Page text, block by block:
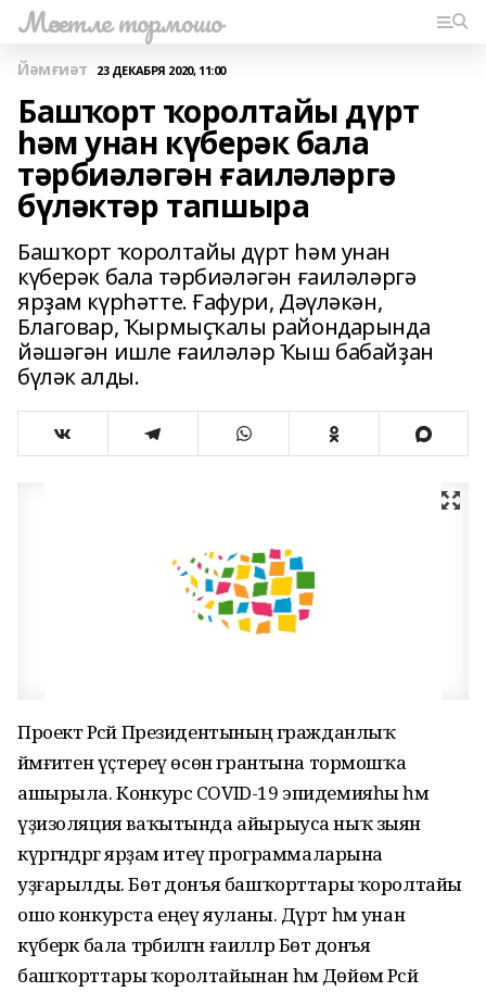
Мәсетле тормошо
Йәмғиәт 23 ДЕКАБРЯ 2020, 11:00
Башҡорт ҡоролтайы дүрт
һәм унан күберәк бала
тәрбиәләгән ғаиләләргә
бүләктәр тапшыра
Башҡорт ҡоролтайы дүрт һәм унан
күберәк бала тәрбиәләгән ғаиләләргә
ярҙам күрһәтте. Ғафури, Дәүләкән,
Благовар, Ҡырмыҫҡалы райондарында
йәшәгән ишле ғаиләләр Ҡыш бабайҙан
бүләк алды.
Проект Рәсәй Президентының гражданлыҡ
йәмғиәтен үҫтереү өсөн грантына тормошҡа
ашырыла. Конкурс COVID-19 эпидемияһы һәм
үҙизоляция ваҡытында айырыуса ныҡ зыян
күргәндәргә ярҙам итеү программаларына
уҙғарылды. Бөтә донъя башҡорттары ҡоролтайы
ошо конкурста еңеү яуланы. Дүрт һәм унан
күберәк бала тәрбиәләгән ғаиләләр Бөтә донъя
башҡорттары ҡоролтайынан һәм Дөйөм Рәсәй